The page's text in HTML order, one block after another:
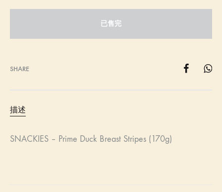
已售完
SHARE
描述
SNACKIES – Prime Duck Breast Stripes (170g)